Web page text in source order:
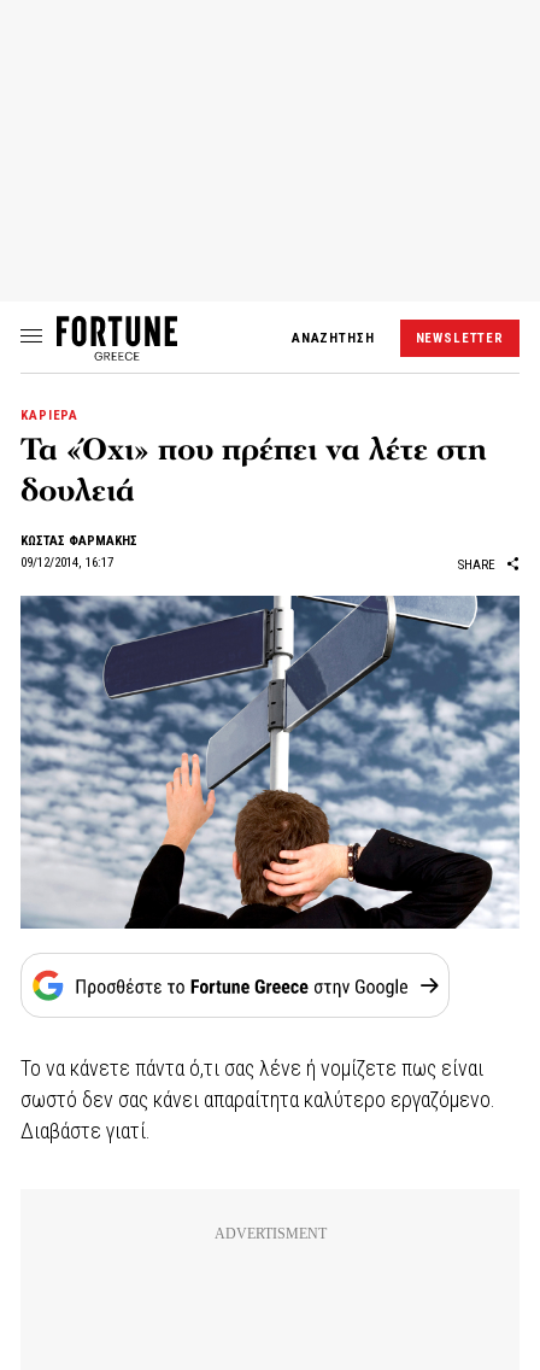
ΑΝΑΖΗΤΗΣΗ NEWSLETTER
ΚΑΡΙΕΡΑ
Τα «Όχι» που πρέπει να λέτε στη
δουλειά
ΚΩΣΤΑΣ ΦΑΡΜΑΚΗΣ
09/12/2014, 16:17
SHARE
Το να κάνετε πάντα ό,τι σας λένε ή νομίζετε πως είναι
σωστό δεν σας κάνει απαραίτητα καλύτερο εργαζόμενο.
Διαβάστε γιατί.